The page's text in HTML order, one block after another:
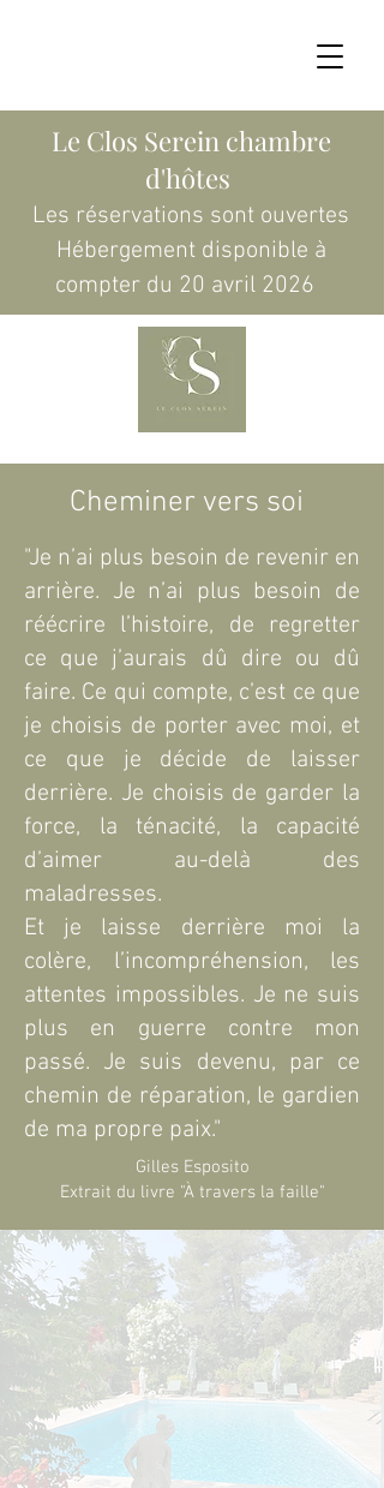
Le Clos Serein chambre
d'hôtes
Les réservations sont ouvertes
Hébergement disponible à
compter du 20 avril 2026
Cheminer vers soi
"Je n’ai plus besoin de revenir en
arrière. Je n’ai plus besoin de
réécrire l’histoire, de regretter
ce que j’aurais dû dire ou dû
faire. Ce qui compte, c’est ce que
je choisis de porter avec moi, et
ce que je décide de laisser
derrière. Je choisis de garder la
force, la ténacité, la capacité
d’aimer au-delà des
maladresses.
Et je laisse derrière moi la
colère, l’incompréhension, les
attentes impossibles. Je ne suis
plus en guerre contre mon
passé. Je suis devenu, par ce
chemin de réparation, le gardien
de ma propre paix."
Gilles Esposito
Extrait du livre "À travers la faille"